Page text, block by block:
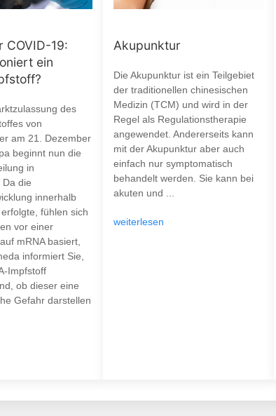
COVID-19:
ein
des
von
am 21. Dezember
beginnt nun die
in
Da die
innerhalb
fühlen sich
vor einer
mRNA basiert,
informiert Sie,
Impfstoff
ob dieser eine
Gefahr darstellen
Akupunktur
Die Akupunktur ist ein Teilgebiet
der traditionellen chinesischen
Medizin (TCM) und wird in der
Regel als Regulationstherapie
angewendet. Andererseits kann
mit der Akupunktur aber auch
einfach nur symptomatisch
behandelt werden. Sie kann bei
akuten und ...
weiterlesen